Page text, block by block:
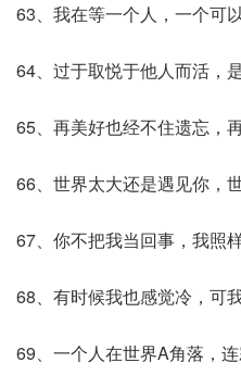
63、我在等一个人，一个可
64、过于取悦于他人而活，
65、再美好也经不住遗忘，
66、世界太大还是遇见你，
67、你不把我当回事，我照
68、有时候我也感觉冷，可
69、一个人在世界A角落，连